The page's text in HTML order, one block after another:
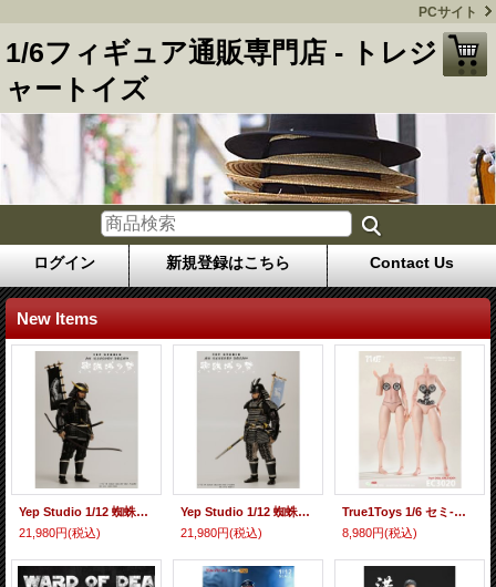
PCサイト
1/6フィギュア通販専門店 - トレジ
ャートイズ
ログイン 新規登録はこちら Contact Us
New Items
Yep Studio 1/12 蜘蛛城之夢 アン・イリューソリー・ドリーム 百足 Centipede アクションフィギュア YS NO.0012 *予約
21,980円(税込)
Yep Studio 1/12 蜘蛛城之夢 アン・イリューソリー・ドリーム 兎 Rabbit アクションフィギュア YS NO.0013 *予約
21,980円(税込)
True1Toys 1/6 セミ-メカニカル 女性素体 白肌 アクションフィギュア用 ミディアムバスト ラージバスト EC3020 *予約
8,980円(税込)